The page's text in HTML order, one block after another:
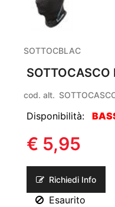
SOTTOCBLAC
SOTTOCASCO
cod. alt.
Disponibilità:
€ 5,95
Richiedi Info
Esaurito